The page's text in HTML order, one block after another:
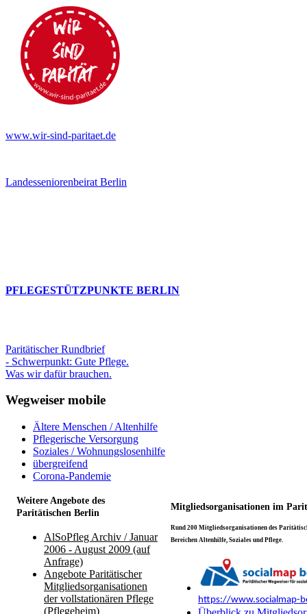
www.wir-sind-paritaet.de
Landesseniorenbeirat Berlin
PFLEGESTÜTZPUNKTE BERLIN
Paritätischer Rundbrief
- Schwerpunkt: Gute Pflege.
Was wir dafür brauchen.
Wegweiser mobile
Ältere Menschen / Altenhilfe
Pflegerische Versorgung
Soziales / Wohnungslosenhilfe
übergreifend
Corona-Pandemie
Weitere Angebote des
Paritätischen Berlin
Mitgliedsorganisationen im
AlSoPfleg Archiv / Januar
2006 - August 2009 (auf
Anfrage)
Angebote Paritätischer
Mitgliedsorganisationen
der vollstationären Pflege
(Pflegeheim)
Rund 200 Mitgliedsorganisationen des
Bereichen Altenhilfe, Soziales und Pflege.
https://www.socialmap-